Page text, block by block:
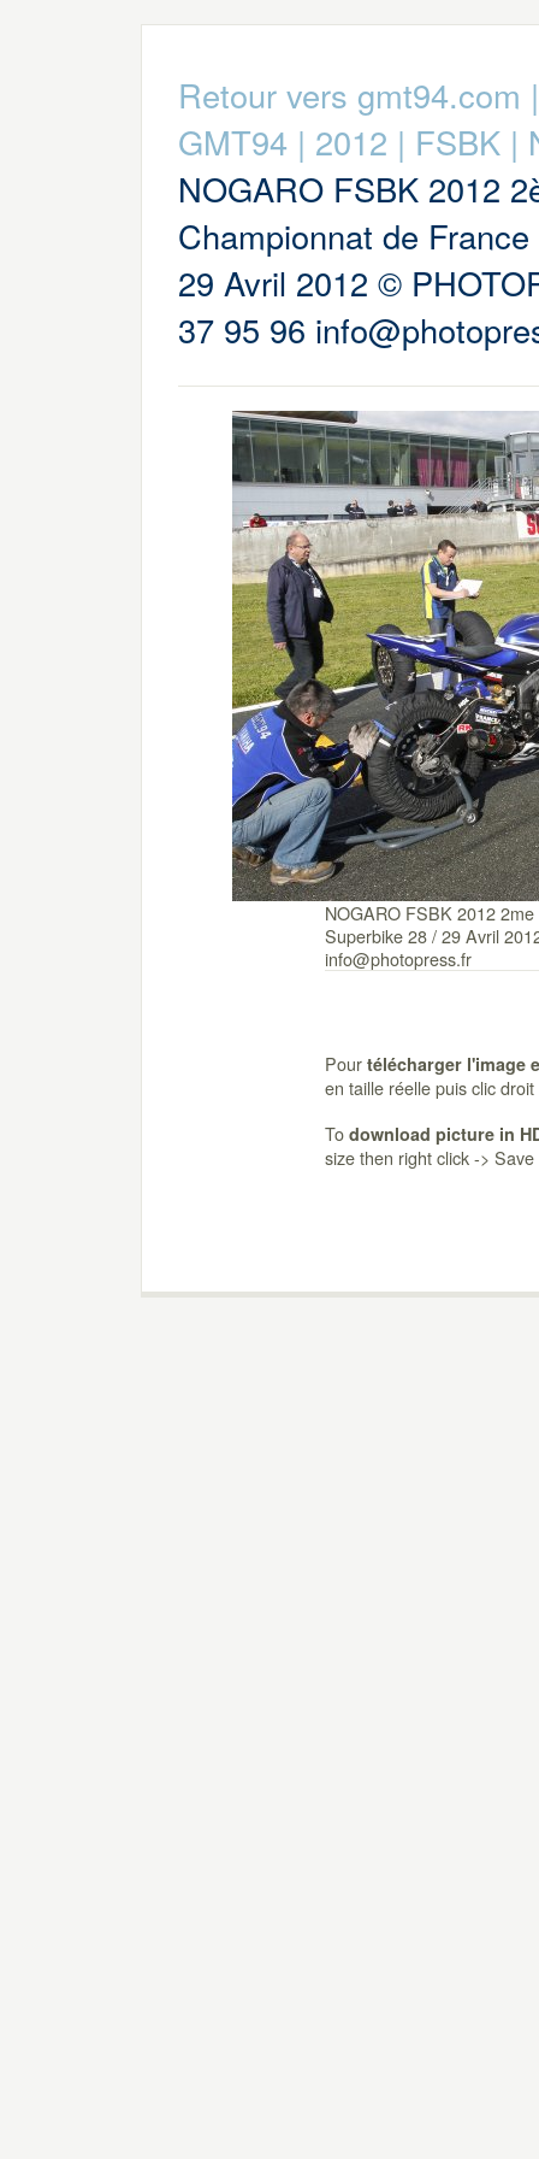
Retour vers gmt94.com
GMT94 | 2012 | FSBK|
NOGARO FSBK 2012
Championnat de
29 Avril 2012 ©
37 95 96
NOGARO FSBK 2012
Superbike 28 / 29 Avril
info@photopress.fr
Pour télécharger l'image
en taille réelle puis clic
To download picture in
size then right click ->